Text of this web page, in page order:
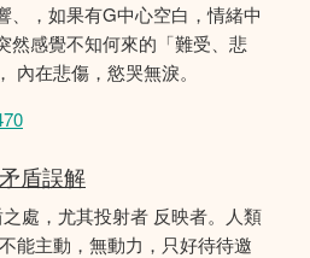
、，如果有G中心空白，情緒中
然感覺不知何來的「難受、悲
內在悲傷，慾哭無淚。
盾誤解
處，尤其投射者 反映者。人類
能主動，無動力，只好待待邀